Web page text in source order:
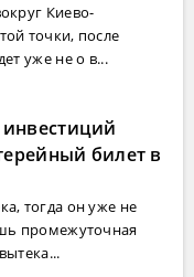
Киево-
точки, после
уже не о в...
билет в
тогда он уже не
промежуточная